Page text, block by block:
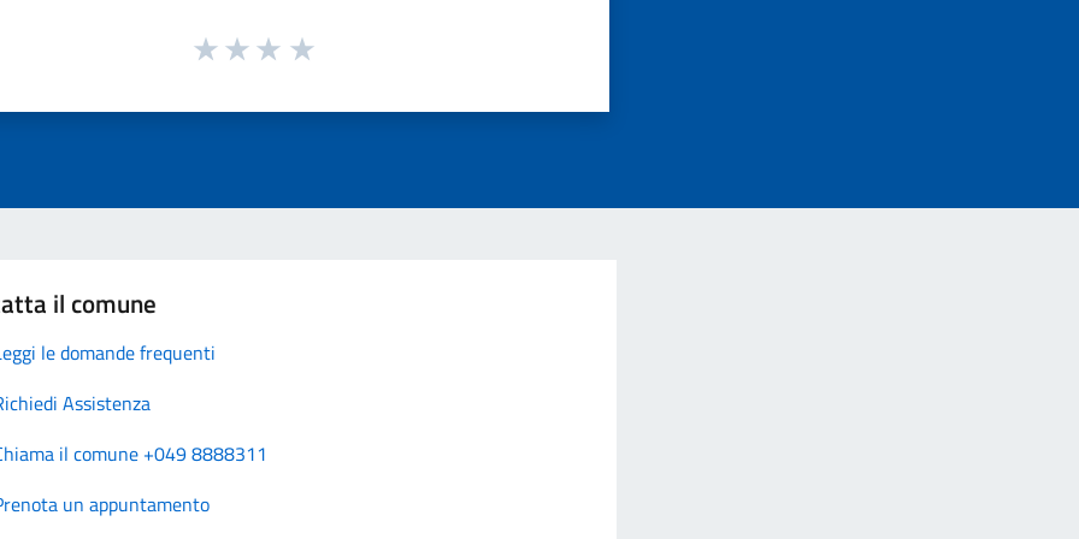
il comune
le domande frequenti
Assistenza
il comune +049 8888311
un appuntamento